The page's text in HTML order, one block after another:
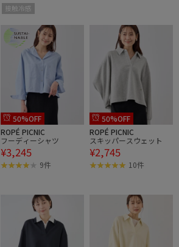
接触冷感
50%OFF
ROPÉ PICNIC
フーディーシャツ
¥3,245
9件
50%OFF
ROPÉ PICNIC
スキッパースウェット
¥2,745
10件